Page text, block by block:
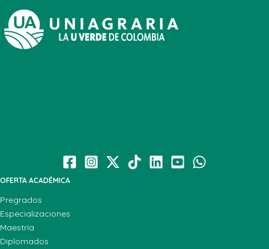
OFERTA ACADÉMICA
Pregrados
Especializaciones
Maestría
Diplomados